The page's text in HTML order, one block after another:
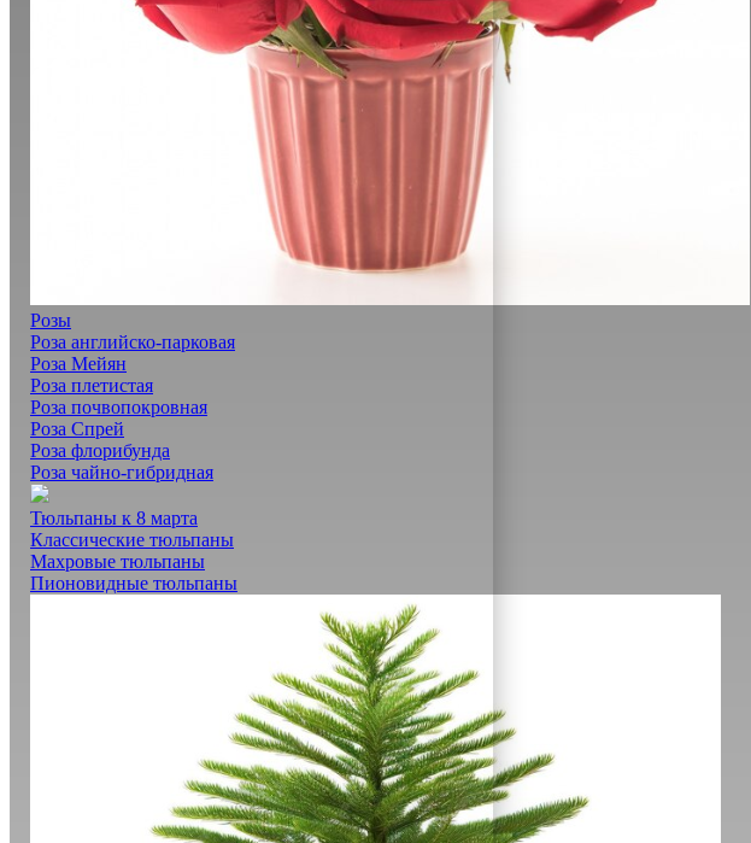
Розы
Роза английско-парковая
Роза Мейян
Роза плетистая
Роза почвопокровная
Роза Спрей
Роза флорибунда
Роза чайно-гибридная
Тюльпаны к 8 марта
Классические тюльпаны
Махровые тюльпаны
Пионовидные тюльпаны